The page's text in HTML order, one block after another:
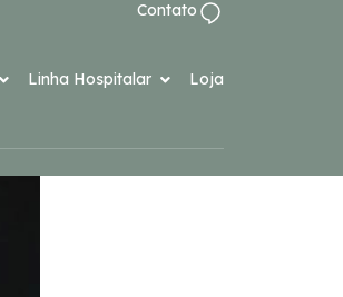
Contato
Linha Hospitalar Loja